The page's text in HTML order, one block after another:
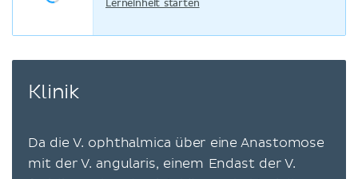
Lerneinheit starten
Klinik
Da die V. ophthalmica über eine Anastomose
mit der V. angularis, einem Endast der V.